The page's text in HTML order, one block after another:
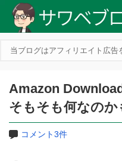
当ブログはアフィリエイト広告
Amazon
そもそも何なのか
コメント3件